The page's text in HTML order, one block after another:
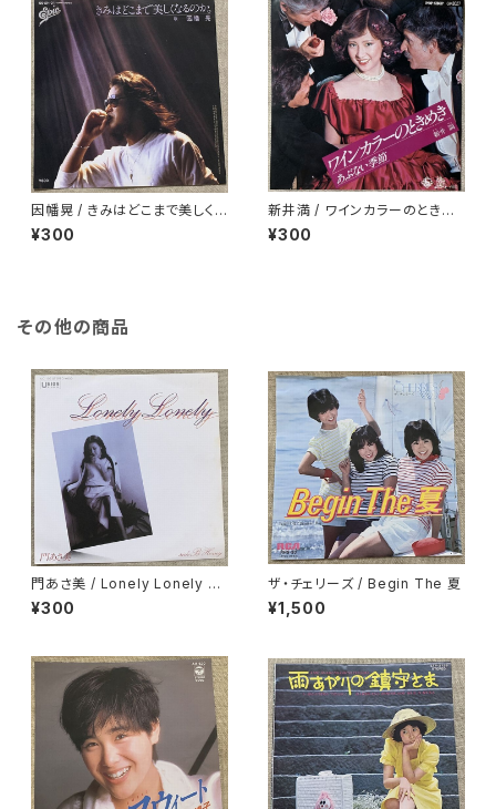
因幡晃 / きみはどこまで美しく
なるのか
¥300
新井満 / ワインカラーのときめ
き
¥300
その他の商品
門あさ美 / Lonely Lonely H
oney
¥300
ザ・チェリーズ / Begin The 夏
¥1,500